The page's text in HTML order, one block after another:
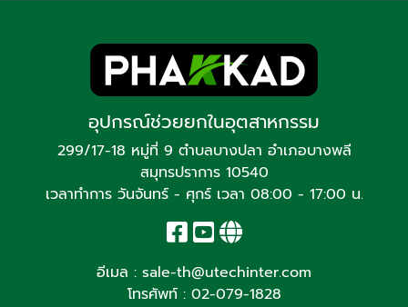
อุปกรณ์ช่วยยกในอุตสาหกรรม
299/17-18 หมู่ที่ 9 ตำบลบางปลา อำเภอบางพลี
สมุทรปราการ 10540
เวลาทำการ วันจันทร์ - ศุกร์ เวลา 08:00 - 17:00 น.
อีเมล : sale-th@utechinter.com
โทรศัพท์ : 02-079-1828